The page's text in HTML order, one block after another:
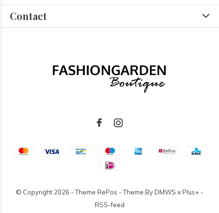
Contact
© Copyright 2026 - Theme RePos - Theme ByDMWS xPlus+ -
RSS-feed